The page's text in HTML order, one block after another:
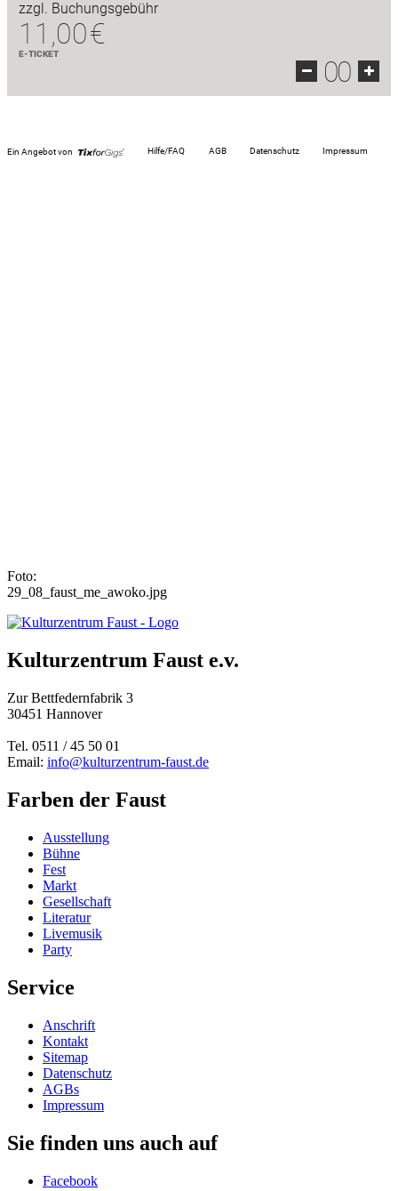
Foto:
29_08_faust_me_awoko.jpg
Kulturzentrum Faust e.v.
Zur Bettfedernfabrik 3
30451 Hannover
Tel. 0511 / 45 50 01
Email: info@kulturzentrum-faust.de
Farben der Faust
Ausstellung
Bühne
Fest
Markt
Gesellschaft
Literatur
Livemusik
Party
Service
Anschrift
Kontakt
Sitemap
Datenschutz
AGBs
Impressum
Sie finden uns auch auf
Facebook